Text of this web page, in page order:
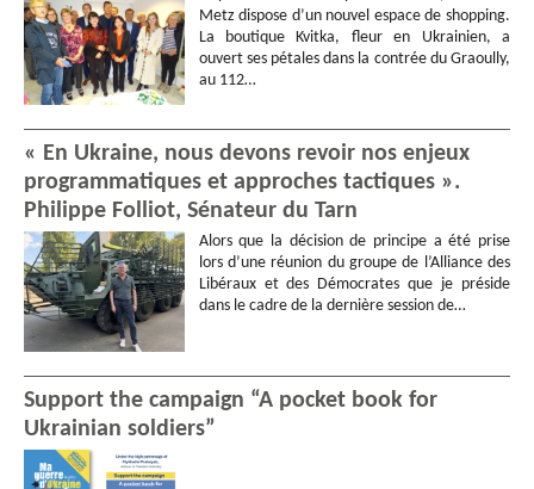
Metz dispose d’un nouvel espace de shopping.
La boutique Kvitka, fleur en Ukrainien, a
ouvert ses pétales dans la contrée du Graoully,
au 112…
« En Ukraine, nous devons revoir nos enjeux
programmatiques et approches tactiques ».
Philippe Folliot, Sénateur du Tarn
Alors que la décision de principe a été prise
lors d’une réunion du groupe de l’Alliance des
Libéraux et des Démocrates que je préside
dans le cadre de la dernière session de…
Support the campaign “A pocket book for
Ukrainian soldiers”